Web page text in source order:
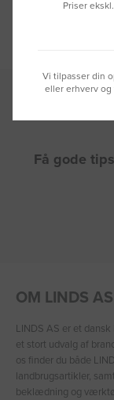
Få gode
OM LINDS AS
LINDS AS er et
et stort udvalg af
os finder du både
landbrugsartikler,
beklædning og
Priser
Vi tilpasser din
eller erhverv og